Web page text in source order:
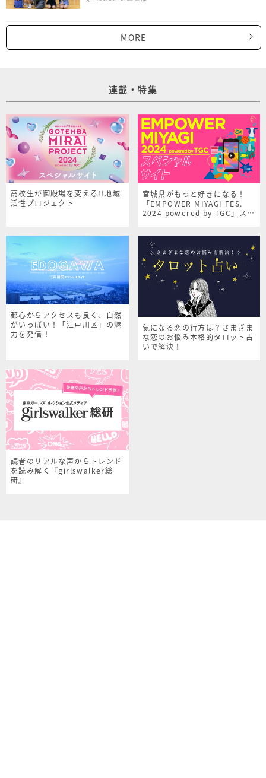
MORE
連載・特集
高校生が御殿場を変える!!地域
活性プロジェクト
宮城県がもっと好きになる！
「EMPOWER MIYAGI FES.
2024 powered by TGC」スペ
都心からアクセスも良く、自然
がいっぱい！「江戸川区」の魅
力を発信！
気になる恋の行方は？さまざま
な恋のお悩み本格的タロット占
いで解決！
読者のリアルな声からトレンド
を読み解く『girlswalker総
研』